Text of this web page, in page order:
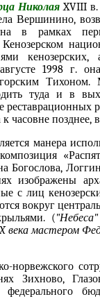
НиколаяXVIII в.
Вершинино,
в рамках
кенозерских,
1998 г.
Тихоном.
туда и в
часовне позднее,
манера
Богослова,
изображены
с лиц
вокруг
(
века мастером
норвежского
Зихново,
федерального